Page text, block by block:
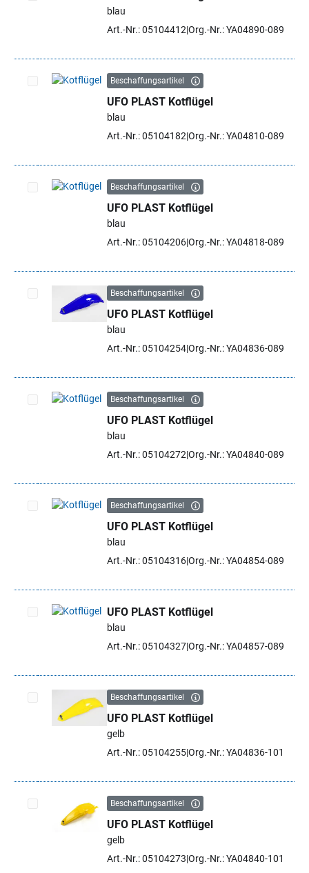
Artikel auswählen
blau
Art.-Nr.: 05104412 Org.-Nr.: YA04890-089
Artikel auswählen
Beschaffungsartikel
UFO PLAST Kotflügel
blau
Art.-Nr.: 05104182 Org.-Nr.: YA04810-089
Artikel auswählen
Beschaffungsartikel
UFO PLAST Kotflügel
blau
Art.-Nr.: 05104206Org.-Nr.: YA04818-089
Artikel auswählen
Beschaffungsartikel
UFO PLAST Kotflügel
blau
Art.-Nr.: 05104254Org.-Nr.: YA04836-089
Artikel auswählen
Beschaffungsartikel
UFO PLAST Kotflügel
blau
Art.-Nr.: 05104272 Org.-Nr.: YA04840-089
Artikel auswählen
Beschaffungsartikel
UFO PLAST Kotflügel
blau
Art.-Nr.: 05104316Org.-Nr.: YA04854-089
Artikel auswählen
UFO PLAST Kotflügel
blau
Art.-Nr.: 05104327Org.-Nr.: YA04857-089
Artikel auswählen
Beschaffungsartikel
UFO PLAST Kotflügel
gelb
Art.-Nr.: 05104255Org.-Nr.: YA04836-101
Artikel auswählen
Beschaffungsartikel
UFO PLAST Kotflügel
gelb
Art.-Nr.: 05104273 Org.-Nr.: YA04840-101